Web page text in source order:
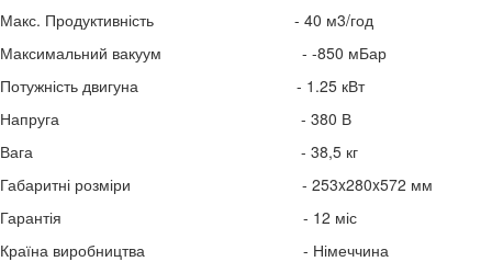
Макс. Продуктивність - 40 м3/год
Максимальний вакуум - -850 мБар
Потужність двигуна - 1.25 кВт
Напруга - 380 В
Вага - 38,5 кг
Габаритні розміри - 253x280x572 мм
Гарантія - 12 міс
Країна виробництва - Німеччина